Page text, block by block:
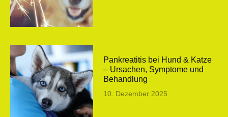
Pankreatitis bei Hund & Katze
– Ursachen, Symptome und
Behandlung
10. Dezember 2025